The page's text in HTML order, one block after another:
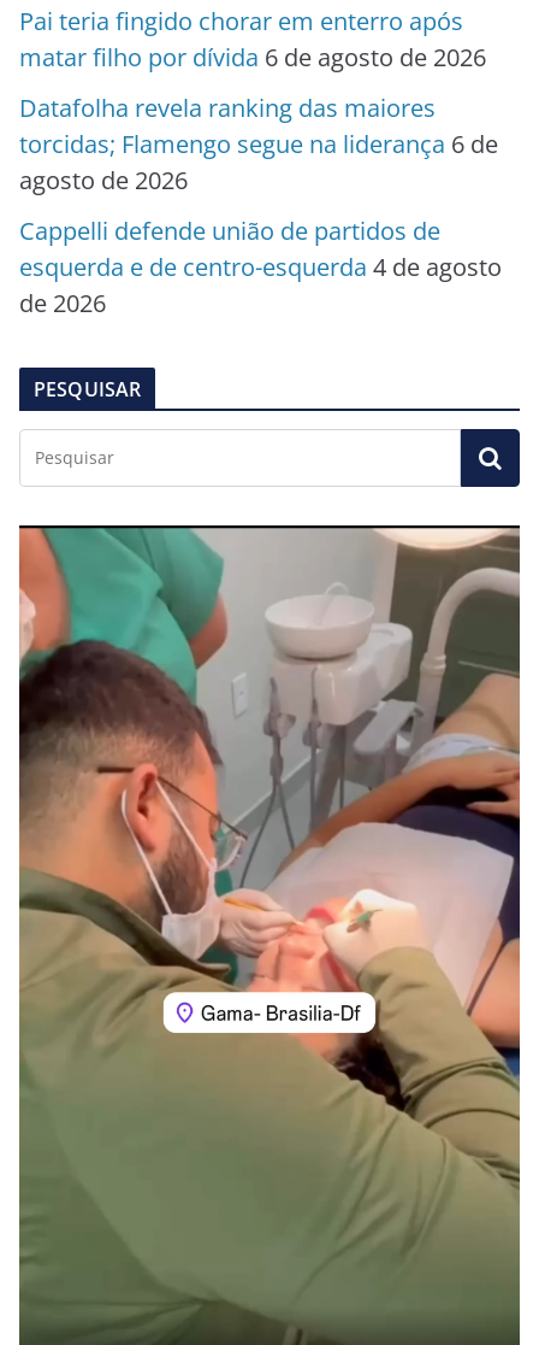
Pai teria fingido chorar em enterro após
matar filho por dívida 6 de agosto de 2026
Datafolha revela ranking das maiores
torcidas; Flamengo segue na liderança 6 de
agosto de 2026
Cappelli defende união de partidos de
esquerda e de centro-esquerda 4 de agosto
de 2026
PESQUISAR